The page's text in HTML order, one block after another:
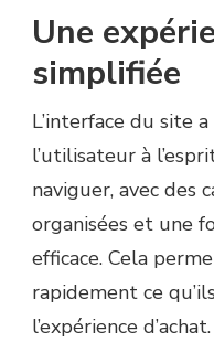
Une
simplifiée
L’interface du site
l’utilisateur à
naviguer, avec des
organisées et une
efficace. Cela
rapidement ce
l’expérience d’achat.